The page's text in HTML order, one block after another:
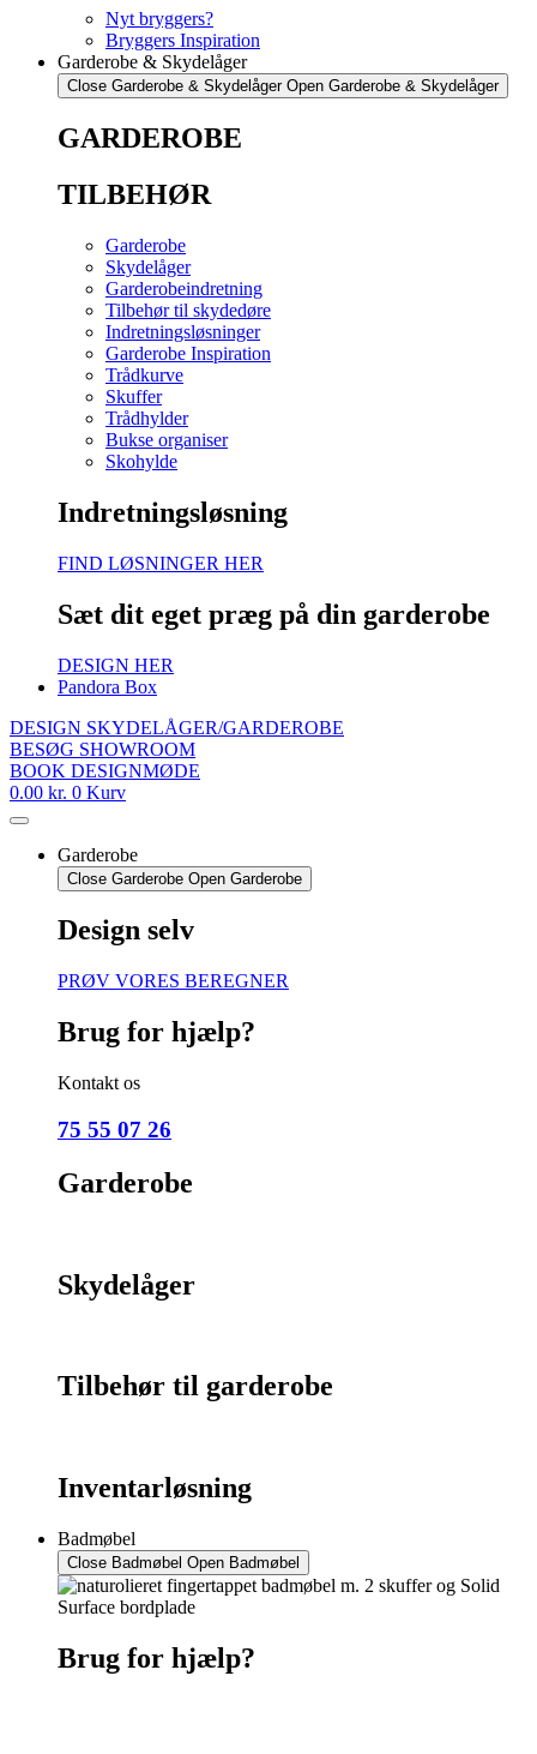
Nyt bryggers?
Bryggers Inspiration
Garderobe & Skydelåger
Close Garderobe & Skydelåger Open Garderobe & Skydelåger
GARDEROBE
TILBEHØR
Garderobe
Skydelåger
Garderobeindretning
Tilbehør til skydedøre
Indretningsløsninger
Garderobe Inspiration
Trådkurve
Skuffer
Trådhylder
Bukse organiser
Skohylde
Indretningsløsning
FIND LØSNINGER HER
Sæt dit eget præg på din garderobe
DESIGN HER
Pandora Box
DESIGN SKYDELÅGER/GARDEROBE
BESØG SHOWROOM
BOOK DESIGNMØDE
0.00 kr. 0 Kurv
Garderobe
Close Garderobe Open Garderobe
Design selv
PRØV VORES BEREGNER
Brug for hjælp?
Kontakt os
75 55 07 26
Garderobe
Skydelåger
Tilbehør til garderobe
Inventarløsning
Badmøbel
Close Badmøbel Open Badmøbel
Brug for hjælp?